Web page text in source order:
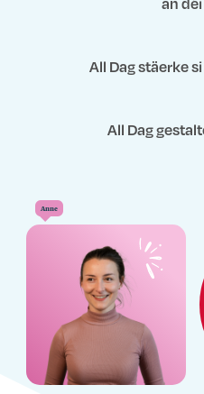
Anne
All Dag stäerke
All Dag